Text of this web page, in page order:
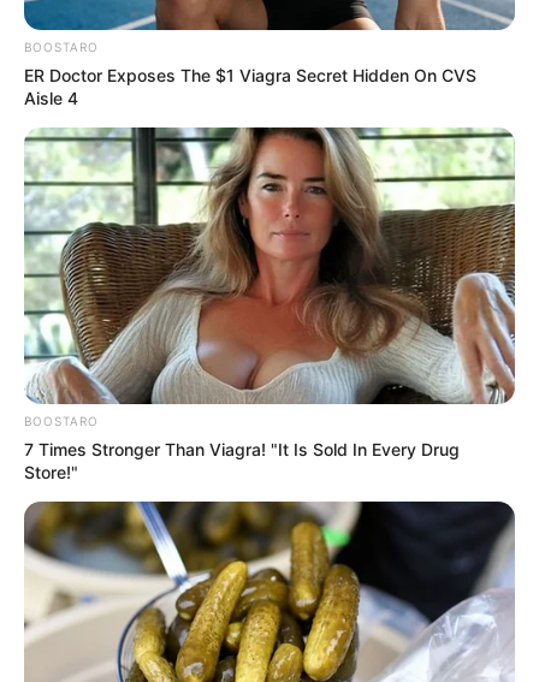
BOOSTARO
ER Doctor Exposes The $1 Viagra Secret Hidden On CVS
Aisle 4
BOOSTARO
7 Times Stronger Than Viagra! "It Is Sold In Every Drug
Store!"